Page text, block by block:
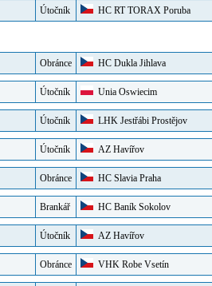
Útočník HC RT TORAX Poruba
Obránce HC Dukla Jihlava
Útočník Unia Oswiecim
Útočník LHK Jestřábi Prostějov
Útočník AZ Havířov
Obránce HC Slavia Praha
Brankář HC Baník Sokolov
Útočník AZ Havířov
Obránce VHK Robe Vsetín